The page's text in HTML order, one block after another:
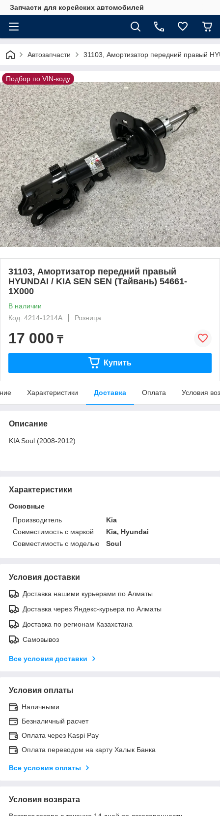
Запчасти для корейских автомобилей
Автозапчасти 31103, Амортизатор передний правый
Подбор по VIN-коду
31103, Амортизатор передний правый
HYUNDAI / KIA SEN SEN (Тайвань) 54661-
1X000
В наличии
Код: 4214-1214A
Розница
17 000 ₸
Купить
Характеристики Доставка Оплата Условия
Описание
KIA Soul (2008-2012)
Характеристики
Основные
Производитель
Kia
Совместимость с маркой
Kia, Hyundai
Совместимость с моделью
Soul
Условия доставки
Доставка нашими курьерами по Алматы
Доставка через Яндекс-курьера по Алматы
Доставка по регионам Казахстана
Самовывоз
Все условия доставки
Условия оплаты
Наличными
Безналичный расчет
Оплата через Kaspi Pay
Оплата переводом на карту Халык Банка
Все условия оплаты
Условия возврата